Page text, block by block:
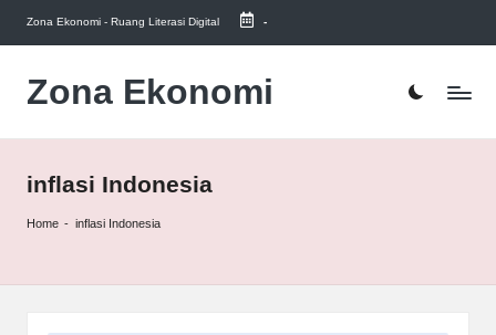
Skip
content
Zona Ekonomi - Ruang Literasi Digital -
Zona Ekonomi
Ruang
inflasi Indonesia
Home - inflasi Indonesia